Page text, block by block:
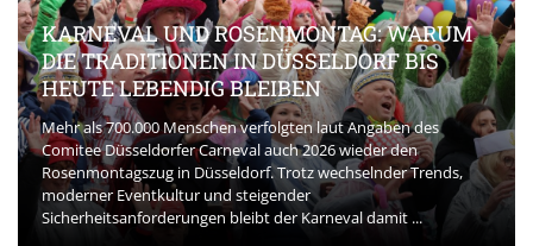
KARNEVAL UND ROSENMONTAG: WARUM
DIE TRADITIONEN IN DÜSSELDORF BIS
HEUTE LEBENDIG BLEIBEN
Mehr als 700.000 Menschen verfolgten laut Angaben des
Comitee Düsseldorfer Carneval auch 2026 wieder den
Rosenmontagszug in Düsseldorf. Trotz wechselnder Trends,
moderner Eventkultur und steigender
Sicherheitsanforderungen bleibt der Karneval damit ...